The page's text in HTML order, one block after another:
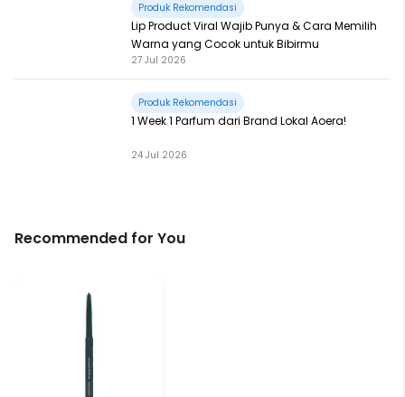
Produk Rekomendasi
Lip Product Viral Wajib Punya & Cara Memilih
Warna yang Cocok untuk Bibirmu
27 Jul 2026
Produk Rekomendasi
1 Week 1 Parfum dari Brand Lokal Aoera!
24 Jul 2026
Recommended for You